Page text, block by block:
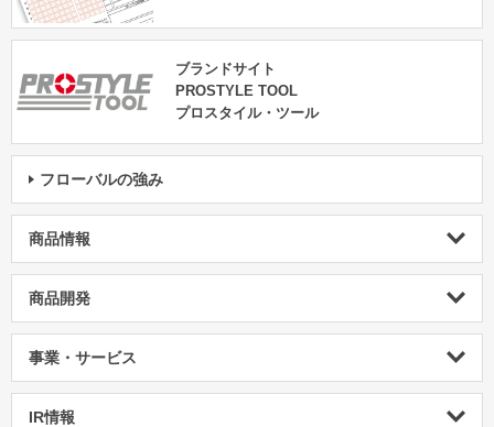
ブランドサイト
PROSTYLE TOOL
プロスタイル・ツール
フローバルの強み
商品情報
商品開発
事業・サービス
IR情報